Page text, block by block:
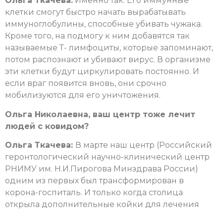
клетки смогут быстро начать вырабатывать
иммуноглобулины, способные убивать чужака.
Кроме того, на подмогу к ним добавятся так
называемые Т- лимфоциты, которые запоминают,
потом распознают и убивают вирус. В организме
эти клетки будут циркулировать постоянно. И
если враг появится вновь, они срочно
мобилизуются для его уничтожения.
Ольга Николаевна, ваш центр тоже лечит
людей с ковидом?
Ольга Ткачева: В марте наш центр (Российский
геронтологический научно-клинический центр
РНИМУ им. Н.И.Пирогова Минздрава России)
одним из первых был трансформирован в
корона-госпиталь. И только когда столица
открыла дополнительные койки для лечения